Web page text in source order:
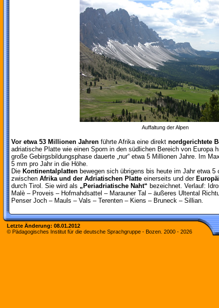
Auffaltung der Alpen
Vor etwa 53 Millionen Jahren führte Afrika eine direkt nordgerichtete
adriatische Platte wie einen Sporn in den südlichen Bereich von Europa
große Gebirgsbildungsphase dauerte „nur“ etwa 5 Millionen Jahre. Im
5 mm pro Jahr in die Höhe.
Die Kontinentalplatten bewegen sich übrigens bis heute im Jahr etwa
zwischen Afrika und der Adriatischen Platte einerseits und der
durch Tirol. Sie wird als „Periadriatische Naht“ bezeichnet. Verlauf:
Malè – Proveis – Hofmahdsattel – Marauner Tal – äußeres Ultental
Penser Joch – Mauls – Vals – Terenten – Kiens – Bruneck – Sillian.
Letzte Änderung: 08.01.2012
© Pädagogisches Institut für die deutsche Sprachgruppe - Bozen. 2000 - 2026